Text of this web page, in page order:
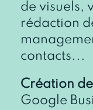
Création
Google
de visuels,
rédaction
contacts...